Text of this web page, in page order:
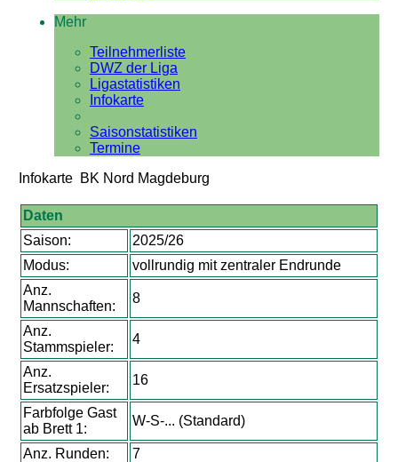
Mehr
Teilnehmerliste
DWZ der Liga
Ligastatistiken
Infokarte
Saisonstatistiken
Termine
Infokarte BK Nord Magdeburg
Daten
Saison:
2025/26
Modus:
vollrundig mit zentraler Endrunde
Anz.
Mannschaften:
8
Anz.
Stammspieler:
4
Anz.
Ersatzspieler:
16
Farbfolge Gast
ab Brett 1:
W-S-... (Standard)
Anz. Runden:
7